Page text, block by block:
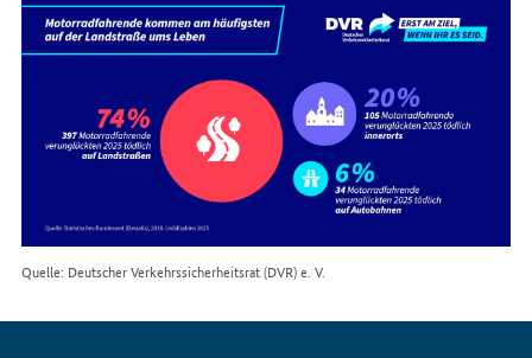
Quelle: Deutscher Verkehrssicherheitsrat (DVR) e. V.